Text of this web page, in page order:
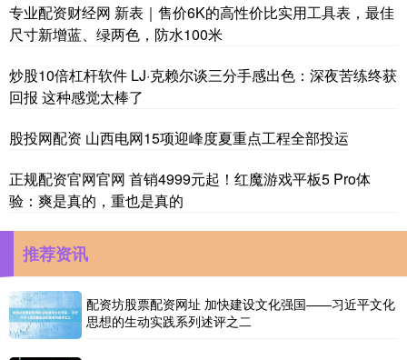
专业配资财经网 新表｜售价6K的高性价比实用工具表，最佳
尺寸新增蓝、绿两色，防水100米
炒股10倍杠杆软件 LJ·克赖尔谈三分手感出色：深夜苦练终获
回报 这种感觉太棒了
股投网配资 山西电网15项迎峰度夏重点工程全部投运
正规配资官网官网 首销4999元起！红魔游戏平板5 Pro体
验：爽是真的，重也是真的
推荐资讯
配资坊股票配资网址 加快建设文化强国——习近平文化
思想的生动实践系列述评之二